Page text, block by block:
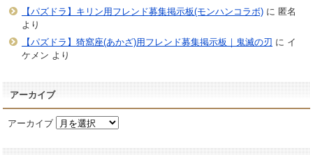
【パズドラ】キリン用フレンド募集掲示板(モンハンコラボ)に 匿名
より
【パズドラ】猗窩座(あかざ)用フレンド募集掲示板｜鬼滅の刃 に イ
ケメン より
アーカイブ
アーカイブ